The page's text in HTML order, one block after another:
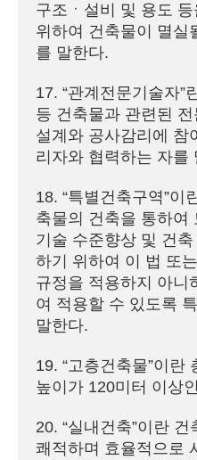
구조ㆍ설비 및 용도 등
위하여 건축물이 멸실
를 말한다.
17. “관계전문기술자”
등 건축물과 관련된
설계와 공사감리에 참
리자와 협력하는 자를
18. “특별건축구역”이
축물의 건축을 통하여
기술 수준향상 및 건
하기 위하여 이 법 또
규정을 적용하지 아니
여 적용할 수 있도록
말한다.
19. “고층건축물”이란
높이가 120미터 이상
20. “실내건축”이란
쾌적하며 효율적으로